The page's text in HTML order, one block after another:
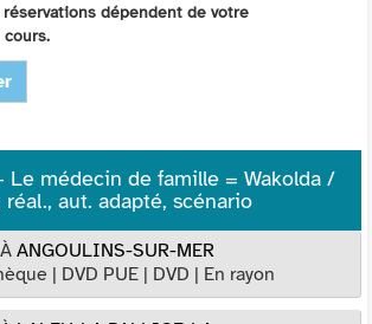
dépendent de votre
Le médecin de famille = Wakolda /
réal., aut. adapté, scénario
ANGOULINS-SUR-MER
| DVD PUE | DVD | En rayon